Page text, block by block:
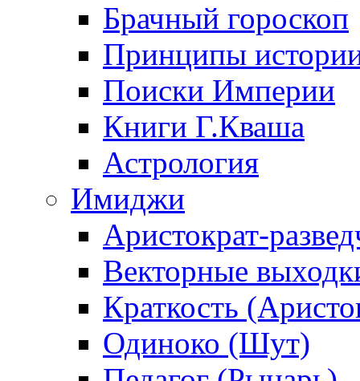
Брачный гороскоп
Принципы
Поиски Империи
Книги Г.Кваша
Астрология
Имиджи
Аристократ-
Векторные
Краткость
Одиноко (Шут)